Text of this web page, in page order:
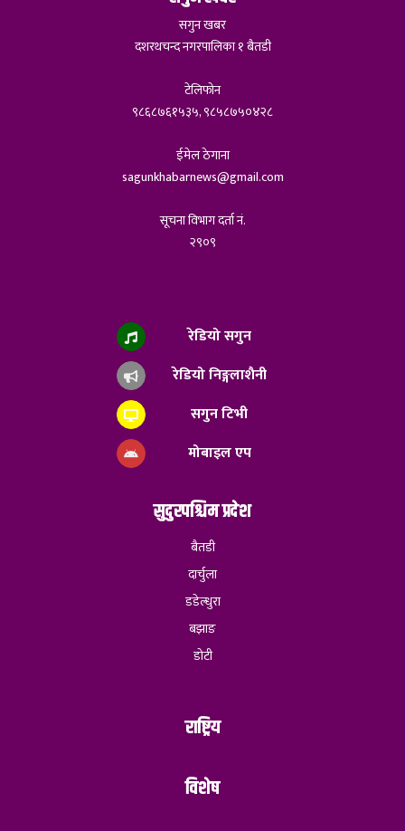
सगुन खबर
दशरथचन्द नगरपालिका १ बैतडी
टेलिफोन
९८६८७६१५३५, ९८५८७५०४२८
ईमेल ठेगाना
sagunkhabarnews@gmail.com
सूचना विभाग दर्ता नं.
२९०९
रेडियो सगुन
रेडियो निङ्गलाशैनी
सगुन टिभी
मोबाइल एप
सुदुरपश्चिम प्रदेश
बैतडी
दार्चुला
डडेल्धुरा
बझाङ
डोटी
राष्ट्रिय
विशेष